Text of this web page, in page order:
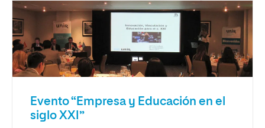
Evento “Empresa y Educación en el
siglo XXI”